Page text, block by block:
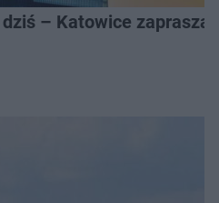
– Katowice